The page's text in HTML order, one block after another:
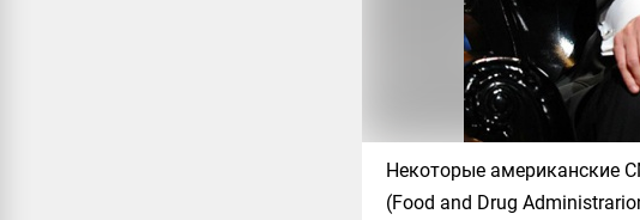
Некоторые американские
(Food and Drug